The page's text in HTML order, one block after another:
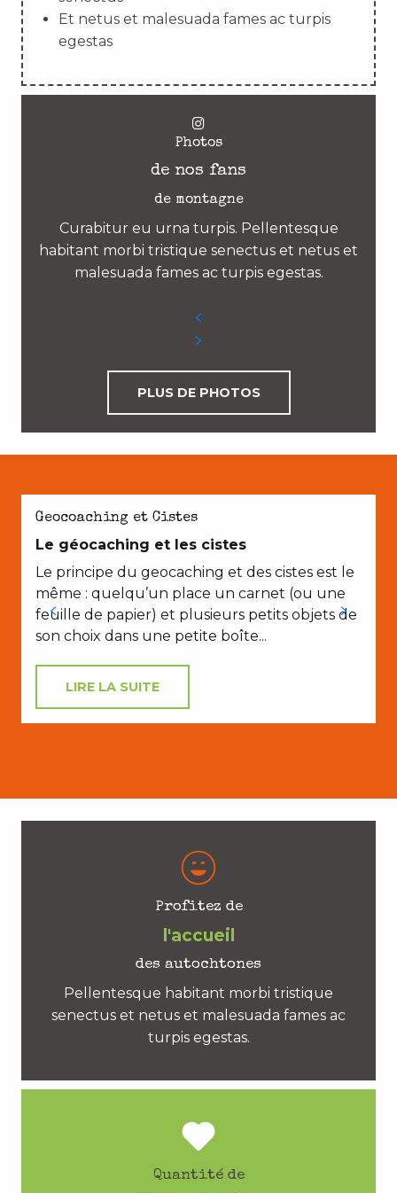
Et netus et malesuada fames ac turpis
egestas
Photos
de nos fans
de montagne
Curabitur eu urna turpis. Pellentesque
habitant morbi tristique senectus et netus et
malesuada fames ac turpis egestas.
PLUS DE PHOTOS
Geocoaching et Cistes
Le géocaching et les cistes
Le principe du geocaching et des cistes est le
même : quelqu’un place un carnet (ou une
feuille de papier) et plusieurs petits objets de
son choix dans une petite boîte...
LIRE LA SUITE
Profitez de
l'accueil
des autochtones
Pellentesque habitant morbi tristique
senectus et netus et malesuada fames ac
turpis egestas.
Quantité de